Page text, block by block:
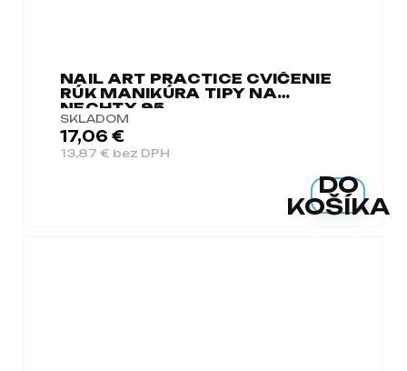
NAIL ART PRACTICE CVIČENIE
RÚK MANIKÚRA TIPY NA
NECHTY 95
SKLADOM
13,87 € bez DPH
17,06 €
DO
KOŠÍKA